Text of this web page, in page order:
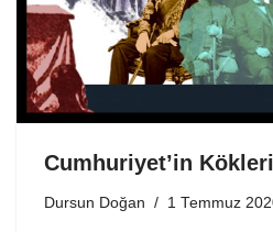
Cumhuriyet’in
Dursun Doğan 1 Temmuz